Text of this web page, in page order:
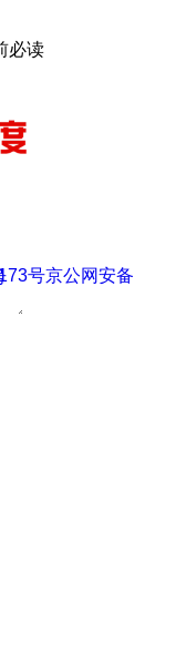
必读
号